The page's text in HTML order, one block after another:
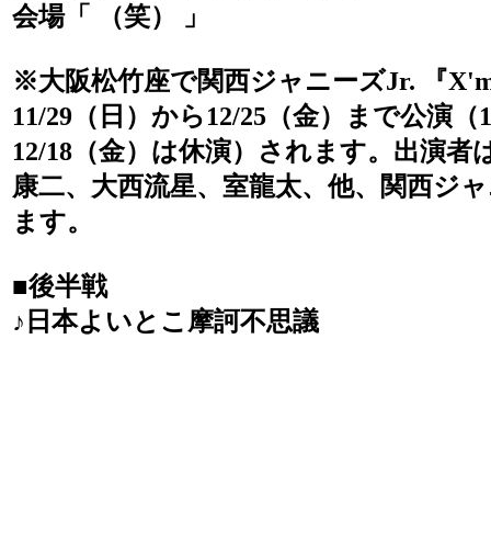
会場「 （笑） 」
※大阪松竹座で関西ジャニーズJr. 『
11/29（日）から12/25（金）まで公演（
12/18（金）は休演）されます。出演者
康二、大西流星、室龍太、他、関西ジ
ます。
■後半戦
♪日本よいとこ摩訶不思議